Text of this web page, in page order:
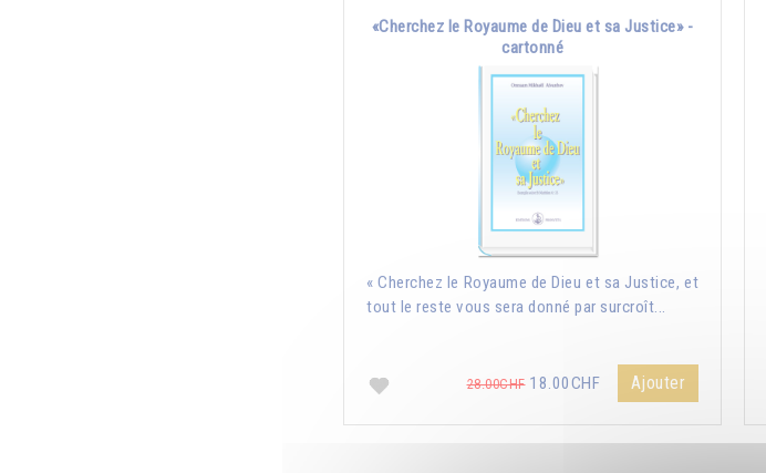
«Cherchez le Royaume de Dieu et sa Justice» -
cartonné
« Cherchez le Royaume de Dieu et sa Justice, et
tout le reste vous sera donné par surcroît...
28.00CHF18.00CHF Ajouter